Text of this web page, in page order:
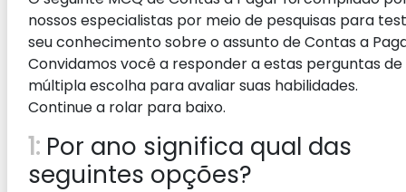
nossos especialistas por meio de pesquisas para
seu conhecimento sobre o assunto de Contas a
Convidamos você a responder a estas perguntas de
múltipla escolha para avaliar suas habilidades.
Continue a rolar para baixo.
1: Por ano significa qual das
seguintes opções?